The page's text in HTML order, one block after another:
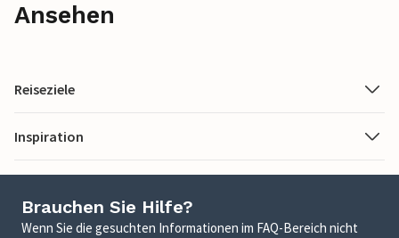
Ansehen
Reiseziele
Inspiration
Brauchen Sie Hilfe?
Wenn Sie die gesuchten Informationen im FAQ-Bereich nicht